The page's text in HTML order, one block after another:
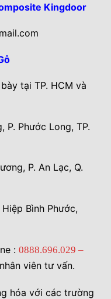
Kingdoor
tại TP. HCM và
P. Phước Long, TP.
P. An Lạc, Q.
Bình Phước,
: 0888.696.029 –
viên tư vấn.
hóa với các trường